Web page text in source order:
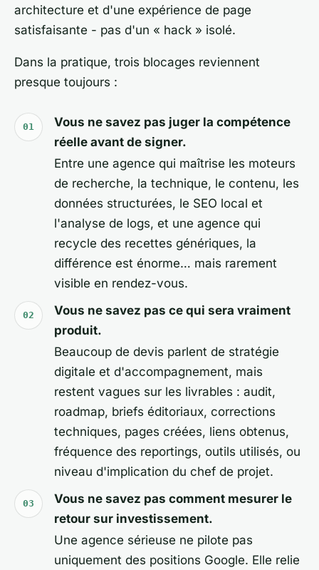
architecture et d'une expérience de page
satisfaisante - pas d'un « hack » isolé.
Dans la pratique, trois blocages reviennent
presque toujours :
Vous ne savez pas juger la compétence
réelle avant de signer.
Entre une agence qui maîtrise les moteurs
de recherche, la technique, le contenu, les
données structurées, le SEO local et
l'analyse de logs, et une agence qui
recycle des recettes génériques, la
différence est énorme… mais rarement
visible en rendez-vous.
Vous ne savez pas ce qui sera vraiment
produit.
Beaucoup de devis parlent de stratégie
digitale et d'accompagnement, mais
restent vagues sur les livrables : audit,
roadmap, briefs éditoriaux, corrections
techniques, pages créées, liens obtenus,
fréquence des reportings, outils utilisés, ou
niveau d'implication du chef de projet.
Vous ne savez pas comment mesurer le
retour sur investissement.
Une agence sérieuse ne pilote pas
uniquement des positions Google. Elle relie